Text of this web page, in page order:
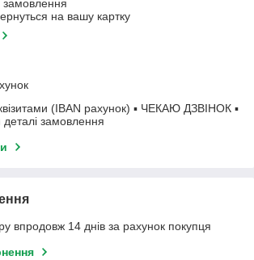
замовлення
на вашу картку
(IBAN рахунок) ▪ ЧЕКАЮ ДЗВІНОК ▪
деталі замовлення
впродовж 14 днів за рахунок покупця